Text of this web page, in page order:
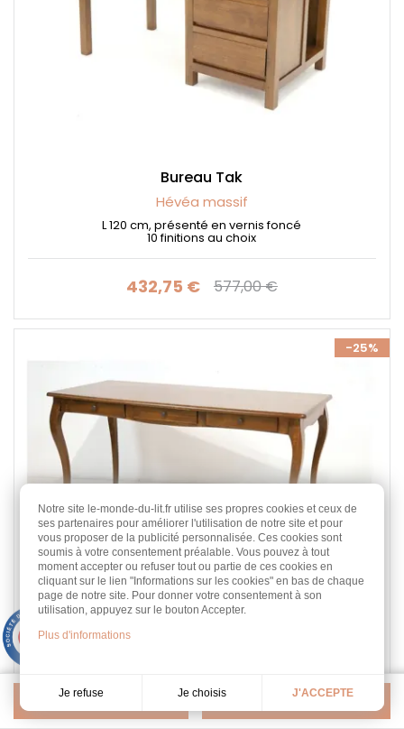
Pertinence Filtrer
Bureau Tak
Hévéa massif
L 120 cm, présenté en vernis foncé
10 finitions au choix
Prix
432,75 € Prix de base
577,00 €
-25%
L 150 cm, présenté en vernis foncé
10 finitions au choix
Notre site le-monde-du-lit.fr utilise ses propres cookies et ceux de
ses partenaires pour améliorer l'utilisation de notre site et pour
vous proposer de la publicité personnalisée. Ces cookies sont
soumis à votre consentement préalable. Vous pouvez à tout
moment accepter ou refuser tout ou partie de ces cookies en
cliquant sur le lien "Informations sur les cookies" en bas de chaque
page de notre site. Pour donner votre consentement à son
utilisation, appuyez sur le bouton Accepter.
Plus d'informations
Je refuse Je choisis J'ACCEPTE
/10